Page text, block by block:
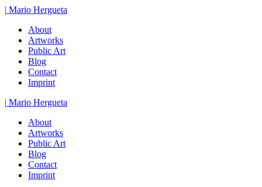
Zum
springen
| Mario Hergueta
About
Artworks
Public Art
Blog
Contact
Imprint
| Mario Hergueta
About
Artworks
Public Art
Blog
Contact
Imprint